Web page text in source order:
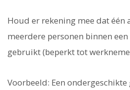
Houd er rekening mee dat één
meerdere personen binnen
gebruikt (beperkt tot
Voorbeeld: Een